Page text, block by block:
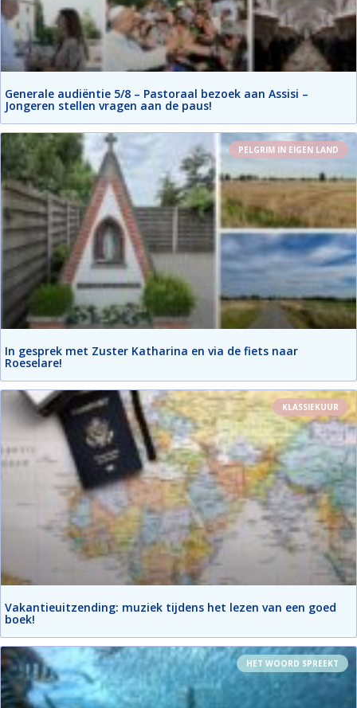
Generale audiëntie 5/8 – Pastoraal bezoek aan Assisi –
Jongeren stellen vragen aan de paus!
PELGRIM IN EIGEN LAND
In gesprek met Zuster Katharina en via de fiets naar
Roeselare!
KLASSIEKUUR
Vakantieuitzending: muziek tijdens het lezen van een goed
boek!
HET WOORD SPREEKT